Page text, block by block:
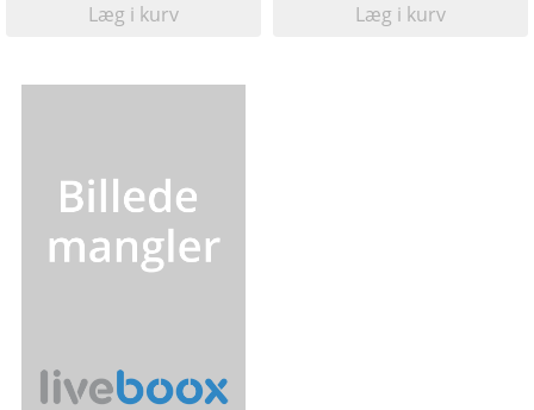
Læg i kurv Læg i kurv